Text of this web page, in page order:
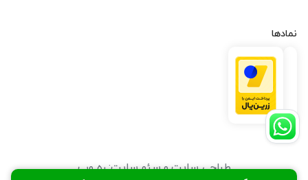
نمادها
طراحی سایتوسئو سایت:ره وب